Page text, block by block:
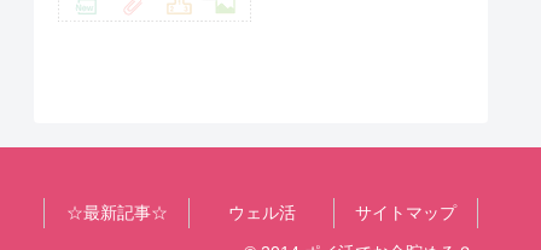
☆最新記事☆ ウェル活 サイトマップ